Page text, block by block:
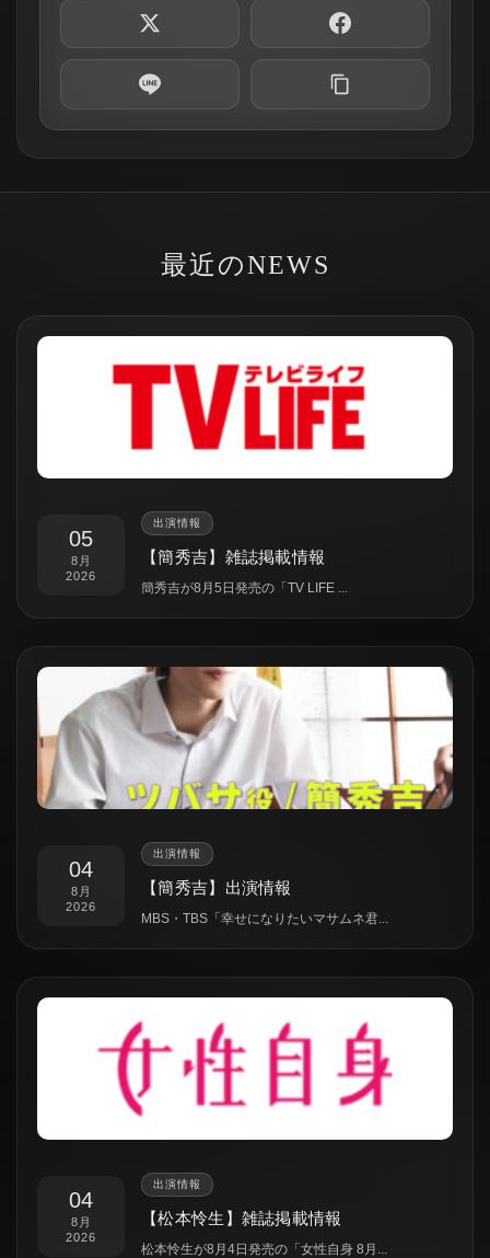
最近のNEWS
05
8月
2026
出演情報
【簡秀吉】雑誌掲載情報
簡秀吉が8月5日発売の「TV LIFE ...
04
8月
2026
出演情報
【簡秀吉】出演情報
MBS・TBS「幸せになりたいマサムネ君...
04
8月
2026
出演情報
【松本怜生】雑誌掲載情報
松本怜生が8月4日発売の「女性自身 8月...